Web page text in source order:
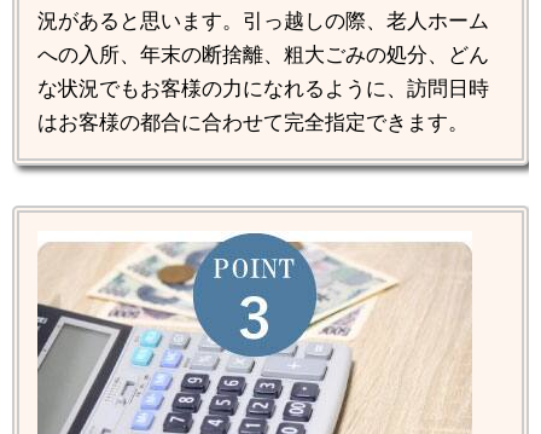
況があると思います。引っ越しの際、老人ホーム
への入所、年末の断捨離、粗大ごみの処分、どん
な状況でもお客様の力になれるように、訪問日時
はお客様の都合に合わせて完全指定できます。